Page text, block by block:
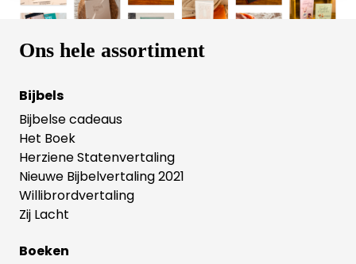
Ons hele assortiment
Bijbels
Bijbelse cadeaus
Het Boek
Herziene Statenvertaling
Nieuwe Bijbelvertaling 2021
Willibrordvertaling
Zij Lacht
Boeken